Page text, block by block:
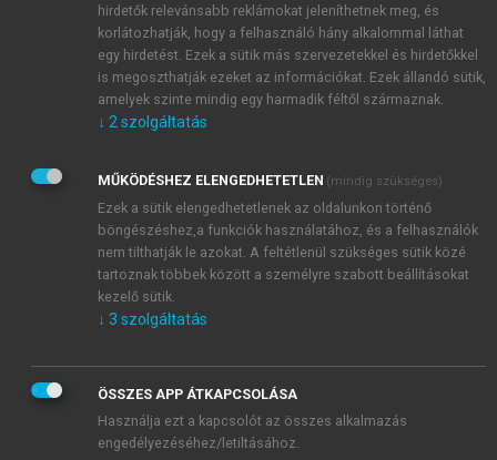
JELSZÓ ÚJRA
Kérek értesítést a MeRSZ újdonságairól, akcióiról.
Kérek értesítést az Akadémiai Kiadó Zrt. újdonságairól,
Adatkezelési tájékoztatóbanfoglaltakat tudomásul
veszem és elfogadom.
Általános vásárlási feltételeket, valamint a szotar.netés a
mersz.huoldalak licencszerződéseiben foglaltakat
tudomásul veszem és elfogadom.
KIPRÓBÁLOM
hirdetők relevánsabb reklámokat jeleníthetnek meg, és
korlátozhatják, hogy a felhasználó hány alkalommal láthat
egy hirdetést. Ezek a sütik más szervezetekkel és hirdetőkkel
is megoszthatják ezeket az információkat. Ezek állandó sütik,
amelyek szinte mindig egy harmadik féltől származnak.
↓ 2 szolgáltatás
MŰKÖDÉSHEZ ELENGEDHETETLEN (mindig szükséges)
Ezek a sütik elengedhetetlenek az oldalunkon történő
böngészéshez,a funkciók használatához, és a felhasználók
nem tilthatják le azokat. A feltétlenül szükséges sütik közé
tartoznak többek között a személyre szabott beállításokat
kezelő sütik.
↓ 3 szolgáltatás
ÖSSZES APP ÁTKAPCSOLÁSA
Használja ezt a kapcsolót az összes alkalmazás
engedélyezéséhez/letiltásához.